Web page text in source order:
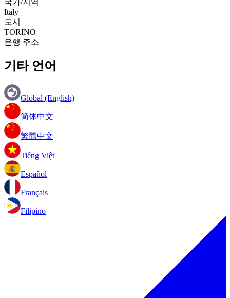
Italy
도시
TORINO
은행 주소
기타 언어
Global (English)
简体中文
繁體中文
Tiếng Việt
Español
Français
Filipino